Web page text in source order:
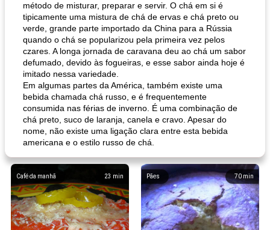
método de misturar, preparar e servir. O chá em si é
tipicamente uma mistura de chá de ervas e chá preto ou
verde, grande parte importado da China para a Rússia
quando o chá se popularizou pela primeira vez pelos
czares. A longa jornada de caravana deu ao chá um sabor
defumado, devido às fogueiras, e esse sabor ainda hoje é
imitado nessa variedade.
Em algumas partes da América, também existe uma
bebida chamada chá russo, e é frequentemente
consumida nas férias de inverno. É uma combinação de
chá preto, suco de laranja, canela e cravo. Apesar do
nome, não existe uma ligação clara entre esta bebida
americana e o estilo russo de chá.
23 min
Café da manhã 70 min
Pães